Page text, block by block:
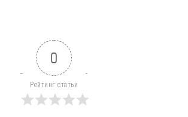
0
Рейтинг статьи